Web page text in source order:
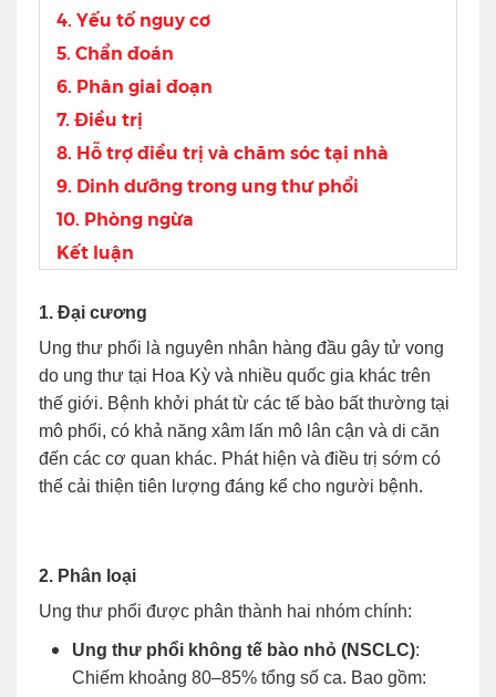
4. Yếu tố nguy cơ
5. Chẩn đoán
6. Phân giai đoạn
7. Điều trị
8. Hỗ trợ điều trị và chăm sóc tại nhà
9. Dinh dưỡng trong ung thư phổi
10. Phòng ngừa
Kết luận
1. Đại cương
Ung thư phổi là nguyên nhân hàng đầu gây tử vong
do ung thư tại Hoa Kỳ và nhiều quốc gia khác trên
thế giới. Bệnh khởi phát từ các tế bào bất thường tại
mô phổi, có khả năng xâm lấn mô lân cận và di căn
đến các cơ quan khác. Phát hiện và điều trị sớm có
thể cải thiện tiên lượng đáng kể cho người bệnh.
2. Phân loại
Ung thư phổi được phân thành hai nhóm chính:
Ung thư phổi không tế bào nhỏ (NSCLC):
Chiếm khoảng 80–85% tổng số ca. Bao gồm: